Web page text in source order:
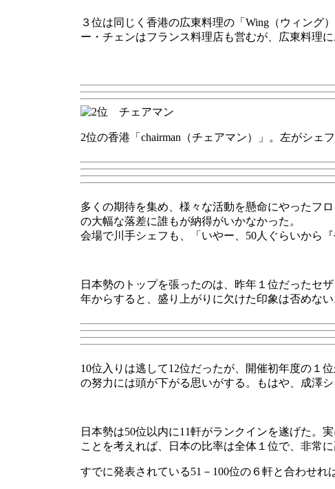
３位は同じく香港の広東料理の「Wing（ウィング
ー・チェンはフランス料理店も営むが、広東料理
2位の香港「chairman（チェアマン）」。左がシェ
多くの期待を集め、様々な活動を懸命にやったフ
の大幅な落差に誰もが納得がいかなかった。
会場で川手シェフも、「いやー、50人ぐらいから
日本勢のトップを張ったのは、昨年１位だったセ
年からすると、盛り上がりに欠けた印象は否めない
10位入りは逃して12位だったが、開催初年度の１
の努力には頭が下がる思いがする。もはや、成澤シ
日本勢は50位以内に11軒がランクインを遂げた。
ことを考えれば、日本の比率は全体１位で、非常に
すでに発表されている51－100位の６軒と合わせれ